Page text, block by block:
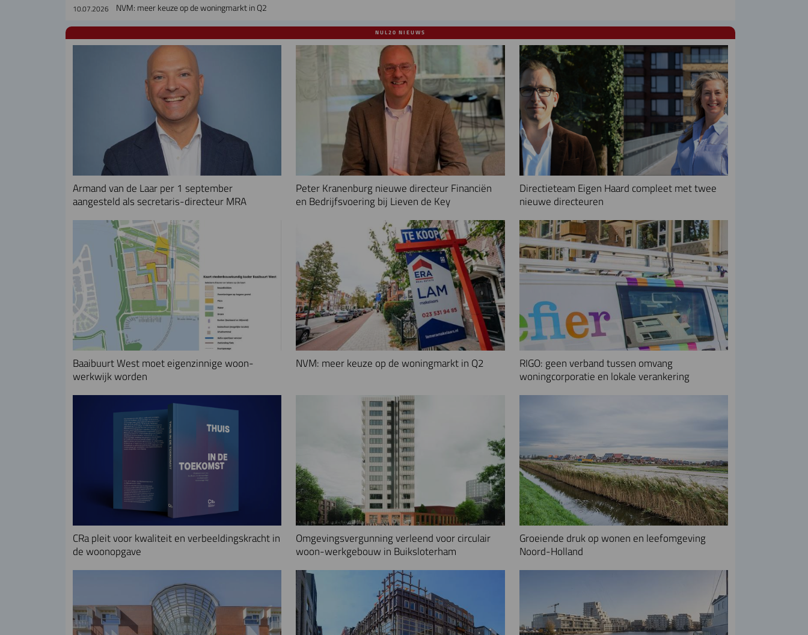
10.07.2026 NVM: meer keuze op de woningmarkt in Q2
NUL20 NIEUWS
Armand van de Laar per 1 september
aangesteld als secretaris-directeur MRA
Peter Kranenburg nieuwe directeur Financiën
en Bedrijfsvoering bij Lieven de Key
Directieteam Eigen Haard compleet met twee
nieuwe directeuren
Baaibuurt West moet eigenzinnige woon-
werkwijk worden
NVM: meer keuze op de woningmarkt in Q2
RIGO: geen verband tussen omvang
woningcorporatie en lokale verankering
CRa pleit voor kwaliteit en verbeeldingskracht in
de woonopgave
Omgevingsvergunning verleend voor circulair
woon-werkgebouw in Buiksloterham
Groeiende druk op wonen en leefomgeving
Noord-Holland